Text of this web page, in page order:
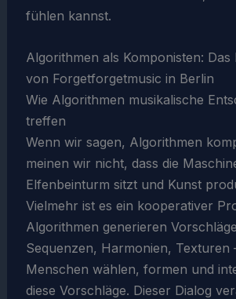
fühlen kannst.
Algorithmen als Komponisten: Das
von Forgetforgetmusic in Berlin
Wie Algorithmen musikalische
treffen
Wenn wir sagen, Algorithmen
meinen wir nicht, dass die
Elfenbeinturm sitzt und Kunst
Vielmehr ist es ein kooperativer
Algorithmen generieren
Sequenzen, Harmonien,
Menschen wählen, formen und
diese Vorschläge. Dieser Dialog